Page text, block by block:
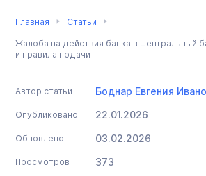
Главная Статьи
Жалоба на действия банка в Центральный
и правила подачи
Автор статьи Боднар Евгения
Опубликовано 22.01.2026
Обновлено 03.02.2026
Просмотров 373